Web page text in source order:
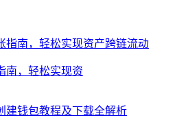
南，轻松实现资